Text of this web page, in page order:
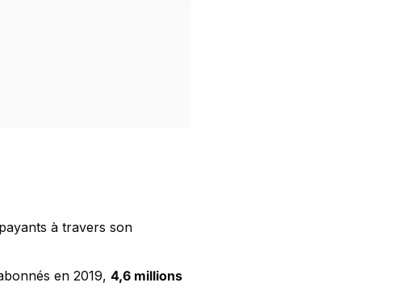
à travers son
en 2019, 4,6 millions